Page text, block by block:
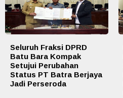
Seluruh Fraksi DPRD
Batu Bara Kompak
Setujui Perubahan
Status PT Batra Berjaya
Jadi Perseroda